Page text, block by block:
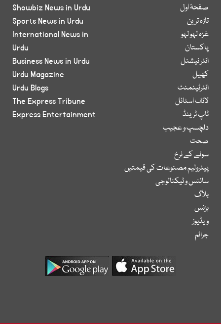
صفحۂ اول
تازہ ترین
غزہ لہو لہو
پاکستان
انٹر نیشنل
کھیل
انٹرٹینمنٹ
لائف اسٹائل
ٹاپ ٹرینڈ
دلچسپ و عجیب
صحت
سونے کے نرخ
پیٹرولیم مصنوعات کی قیمتیں
سائنس و ٹیکنالوجی
بلاگ
بزنس
ویڈیوز
جرائم
Showbiz News in Urdu
Sports News in Urdu
International News in
Urdu
Business News in Urdu
Urdu Magazine
Urdu Blogs
The Express Tribune
Express Entertainment